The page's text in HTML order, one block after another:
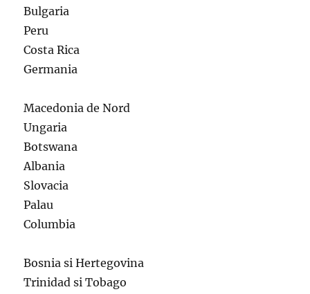
Bulgaria
Peru
Costa Rica
Germania
Macedonia de Nord
Ungaria
Botswana
Albania
Slovacia
Palau
Columbia
Bosnia si Hertegovina
Trinidad si Tobago